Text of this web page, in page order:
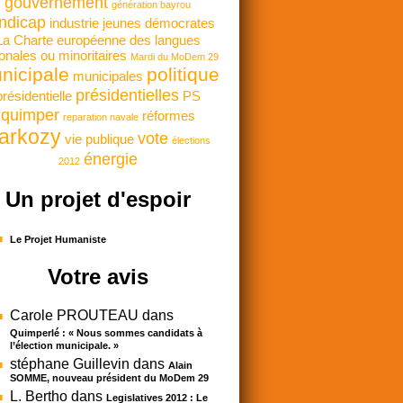
génération bayrou
industrie jeunes démocrates
Charte européenne des langues
ou minoritaires Mardi du MoDem 29
municipales politique
présidentielles PS
quimper reparation navale réformes
vie publique vote élections
2012 énergie
Un projet d'espoir
Le Projet Humaniste
Votre avis
Carole PROUTEAU dans
Quimperlé : « Nous sommes candidats à
l’élection municipale. »
stéphane Guillevin dans Alain
SOMME, nouveau président du MoDem 29
L. Bertho dans Legislatives 2012 : Le